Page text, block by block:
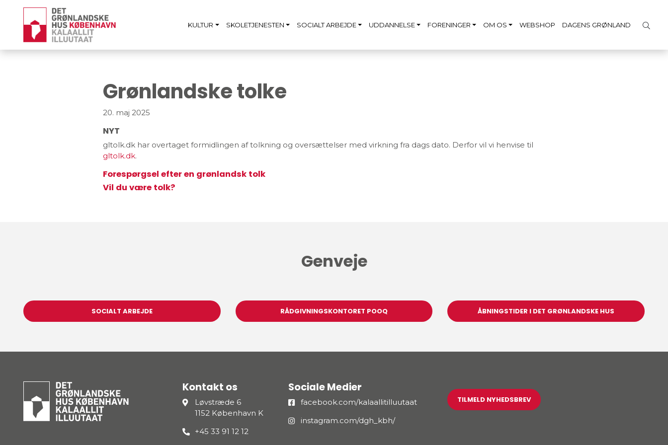
KULTUR SKOLETJENESTEN SOCIALT ARBEJDE UDDANNELSE FORENINGER OM OS WEBSHOP DAGENS GRØNLAND
Grønlandske tolke
20. maj 2025
NYT
gltolk.dk har overtaget formidlingen af tolkning og oversættelser med virkning fra dags dato. Derfor vil vi henvise til
gltolk.dk.
Forespørgsel efter en grønlandsk tolk
Vil du være tolk?
Genveje
SOCIALT ARBEJDE RÅDGIVNINGSKONTORET POOQ ÅBNINGSTIDER I DET GRØNLANDSKE HUS
Kontakt os
Løvstræde 6
1152 København K
+45 33 91 12 12
Sociale Medier
facebook.com/kalaallitilluutaat
instagram.com/dgh_kbh/
TILMELD NYHEDSBREV